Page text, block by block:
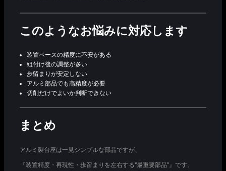
このようなお悩みに対応します
装置ベースの精度に不安がある
組付け後の調整が多い
歩留まりが安定しない
アルミ部品でも高精度が必要
切削だけでよいか判断できない
まとめ
アルミ製台座は一見シンプルな部品ですが、
『装置精度・再現性・歩留まりを左右する“最重要部品”』です。